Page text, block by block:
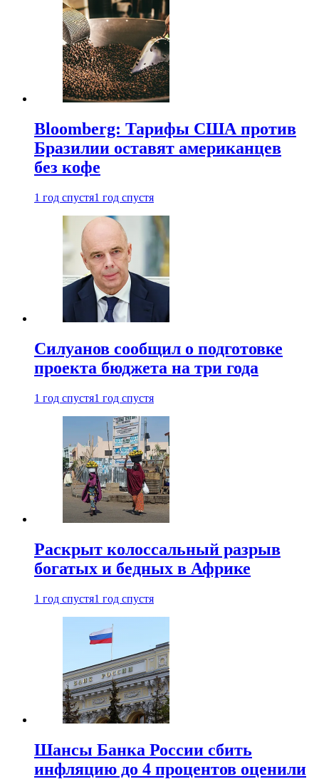
Bloomberg: Тарифы США против
Бразилии оставят американцев
без кофе
1 год спустя1 год спустя
Силуанов сообщил о подготовке
проекта бюджета на три года
1 год спустя1 год спустя
Раскрыт колоссальный разрыв
богатых и бедных в Африке
1 год спустя1 год спустя
Шансы Банка России сбить
инфляцию до 4 процентов оценили